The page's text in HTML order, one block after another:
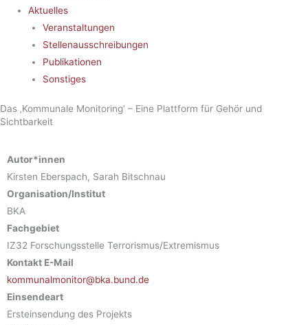
Aktuelles
Veranstaltungen
Stellenausschreibungen
Publikationen
Sonstiges
Das ‚Kommunale Monitoring‘ – Eine Plattform für Gehör und
Sichtbarkeit
Autor*innen
Kirsten Eberspach, Sarah Bitschnau
Organisation/Institut
BKA
Fachgebiet
IZ32 Forschungsstelle Terrorismus/Extremismus
Kontakt E-Mail
kommunalmonitor@bka.bund.de
Einsendeart
Ersteinsendung des Projekts